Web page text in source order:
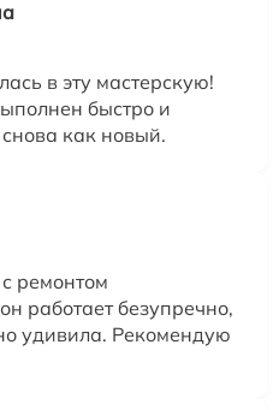
в эту мастерскую!
быстро и
как новый.
ремонтом
работает безупречно,
удивила. Рекомендую